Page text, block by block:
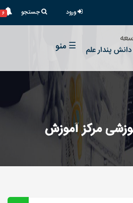
ورود جستجو ۶
پندار علم
☰ منو
مرکز آموزش